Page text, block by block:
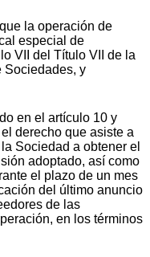
la operación de
especial de
VII del Título VII de la
Sociedades, y
en el artículo 10 y
derecho que asiste a
Sociedad a obtener el
adoptado, así como
el plazo de un mes
del último anuncio
de las
en los términos